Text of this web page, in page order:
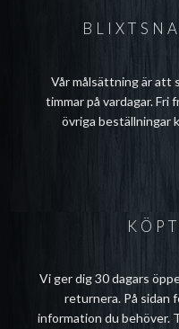
Vår målsättning är att
timmar på vardagar. Fri
övriga beställningar
Vi ger dig 30 dagars
returnera. På sidan
information du behöver.